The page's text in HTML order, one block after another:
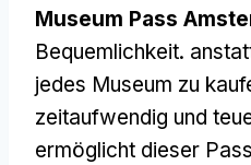
Museum Pass
Bequemlichkeit.
jedes Museum zu
zeitaufwendig und
ermöglicht dieser